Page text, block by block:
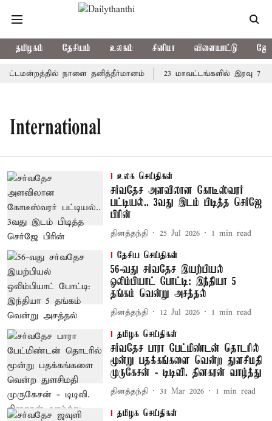
தமிழகம் தேசியம் உலகம் சினிமா விளையாட்டு
சட்டமன்றத்தில் நாளை தனித்தீர்மானம் 23 மாவட்டங்களில் இரவு 7
International
உலக செய்திகள்
சர்வதேச அளவிலான கோடீஸ்வரர்
பட்டியல்.. 3வது இடம் பிடித்த செர்ஜே
பிரின்
தினத்தந்தி 25 Jul 2026 1 min read
தேசிய செய்திகள்
56-வது சர்வதேச இயற்பியல்
ஒலிம்பியாட் போட்டி: இந்தியா 5
தங்கம் வென்று அசத்தல்
தினத்தந்தி 12 Jul 2026 1 min read
தமிழக செய்திகள்
சர்வதேச பாரா பேட்மிண்டன் தொடரில்
மூன்று பதக்கங்களை வென்ற துளசிமதி
முருகேசன் - டிடிவி. தினகரன் வாழ்த்து
தினத்தந்தி 31 Mar 2026 1 min read
தமிழக செய்திகள்